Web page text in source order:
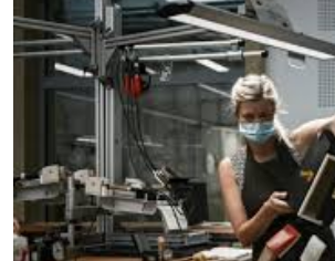
avec
un
Miroir
sur
Pied